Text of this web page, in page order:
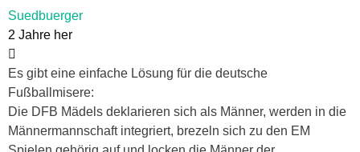
Suedbuerger
2 Jahre her
Es gibt eine einfache Lösung für die deutsche
Fußballmisere:
Die DFB Mädels deklarieren sich als Männer, werden in die
Männermannschaft integriert, brezeln sich zu den EM